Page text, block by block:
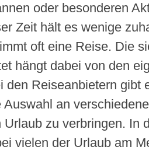
oder besonderen
Zeit hält es wenige
oft eine Reise. Die
hängt dabei von den
den Reiseanbietern gibt
Auswahl an
Urlaub zu verbringen. In
vielen der Urlaub am